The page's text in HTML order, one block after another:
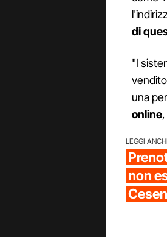
di
"I
una
online
LEGGI
non